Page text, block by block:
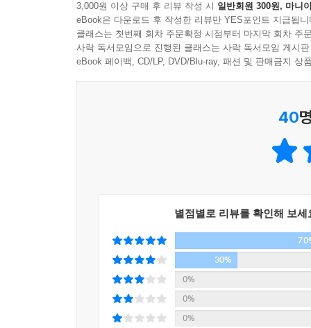
사람은 시간을 가게 하고 시간은 사람을 가게 한다
『모모』 미하엘 엔데
일과 인생의 변화를 불러일으키는
명작에서 훔친 위대한 통찰
긍정적인 중독에 빠져보기
잃어버린 꿈을 다시 그려보기
재미를 느끼는 것 찾기
나만의 삶의 방식 개척하기
노동이 아닌 노력하기
삶의 주인공으로 문제의식 가지기
모르면 솔직하게 물어보기
매순간 진심을 다하기
최악의 적으로부터도 배울 점 찾기
2009년 실시된 국내 500대 기업 CEO를 대상으
법조계 출신이라는 결과가 나왔다. 몇 해 전 미국
결과였다. 외국 글로벌 기업의 CEO들은 경영학
혁신 기술과 아이디어를 발굴하여 새로운 경쟁우
창의력을 기르는 법을 소개한다. 베스트셀러
삼아, 직장인과 경영자라면 누구나 고민하는 문
세계 0.1% 인구로 15%가 넘는 노벨상 수상자를
배웠니’라고 묻기 보다는 ‘오늘 학교에서 어떤
배움이라는 것이다. 저자 안상헌은 정답을 제시
인생에 필요한 답들을 스스로 찾을 수 있다고 한다.
3,000원 이상 구매 후 리뷰 작성 시 일반회원 300원, 마니
eBook은 다운로드 후 작성한 리뷰만 YES포인트 지급됩니
클래스는 첫번째 회차 주문확정 시점부터 마지막 회차 주
사락 독서모임으로 진행된 클래스는 사락 독서모임 게시
eBook 페이백, CD/LP, DVD/Blu-ray, 패션 및 판매금지 상
40
별점별로 리뷰를 확인해 보세
30%
0%
0%
0%